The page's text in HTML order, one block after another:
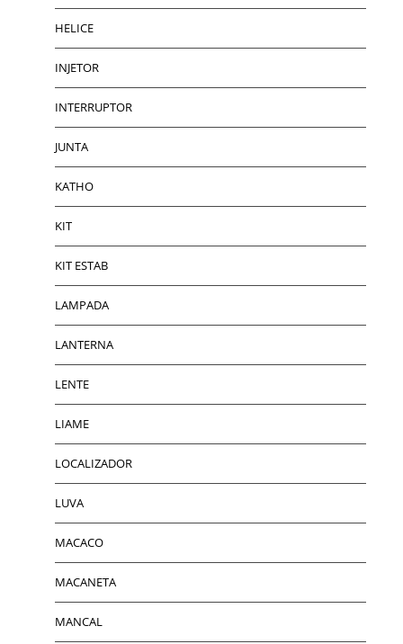
HELICE
INJETOR
INTERRUPTOR
JUNTA
KATHO
KIT
KIT ESTAB
LAMPADA
LANTERNA
LENTE
LIAME
LOCALIZADOR
LUVA
MACACO
MACANETA
MANCAL